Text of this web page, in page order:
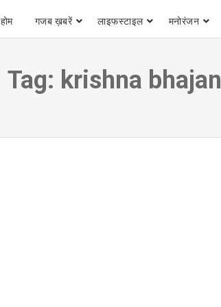
होम गजब ख़बरें लाइफस्टाइल मनोरंजन
Tag: krishna bhajan